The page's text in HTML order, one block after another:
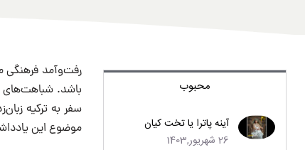
محبوب
آینه پاترا یا تخت کیان
26 شهریور,1403
رفت‌و‌آمد فرهنگی
باشد. شباهت‌های
سفر به ترکیه
موضوع این